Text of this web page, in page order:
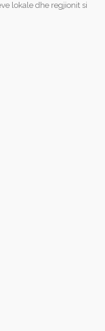
lokale dhe regjionit si